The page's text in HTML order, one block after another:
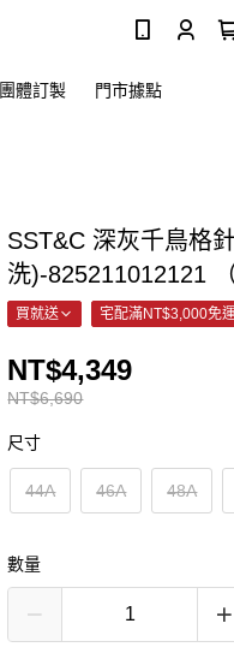
團體訂製 門市據點
SST&C 深灰千鳥格
洗)-825211012121
買就送 宅配滿NT$3,000免
NT$6,690
NT$4,349
尺寸
44A 46A 48A
數量